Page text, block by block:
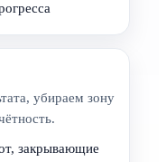
убираем зону
закрывающие